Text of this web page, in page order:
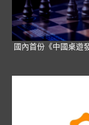
國內首份《中國桌遊